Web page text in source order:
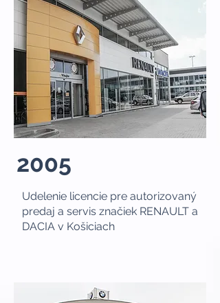
2005
Udelenie licencie pre autorizovaný
predaj a servis značiek RENAULT a
DACIA v Košiciach